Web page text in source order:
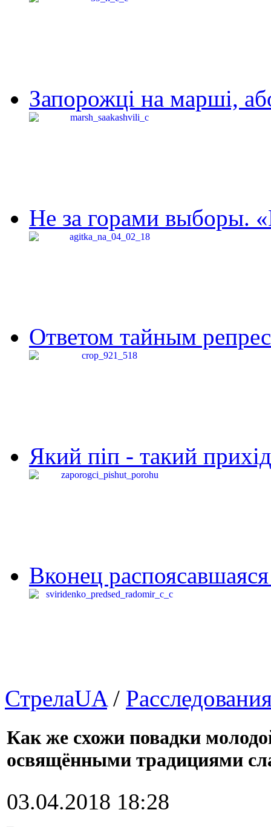
Запорожці на марші,
Не за горами выборы.
Ответом тайным
Який піп - такий
Вконец
СтрелаUA/
Как же схожи повадки
освящёнными традициями
03.04.2018 18:28